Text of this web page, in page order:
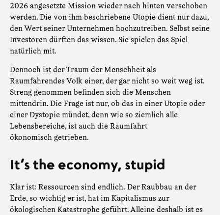
2026 angesetzte Mission wieder nach hinten verschoben
werden. Die von ihm beschriebene Utopie dient nur dazu,
den Wert seiner Unternehmen hochzutreiben. Selbst seine
Investoren dürften das wissen. Sie spielen das Spiel
natürlich mit.
Dennoch ist der Traum der Menschheit als
Raumfahrendes Volk einer, der gar nicht so weit weg ist.
Streng genommen befinden sich die Menschen
mittendrin. Die Frage ist nur, ob das in einer Utopie oder
einer Dystopie mündet, denn wie so ziemlich alle
Lebensbereiche, ist auch die Raumfahrt
ökonomisch getrieben.
It‘s the economy, stupid
Klar ist: Ressourcen sind endlich. Der Raubbau an der
Erde, so wichtig er ist, hat im Kapitalismus zur
ökologischen Katastrophe geführt. Alleine deshalb ist es